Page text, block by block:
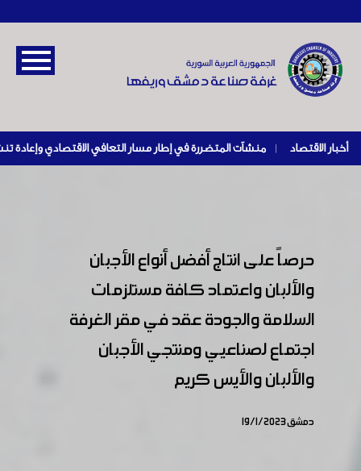
أخبار الاقتصاد |
حرصاً على انتاج أفضل أنواع الأجبان
والألبان واعتماد كافة مستلزمات
السلامة والجودة عقد في مقر الغرفة
اجتماع لصناعيي ومنتجي الأجبان
والألبان والأيس كريم
دمشق 19/1/2023